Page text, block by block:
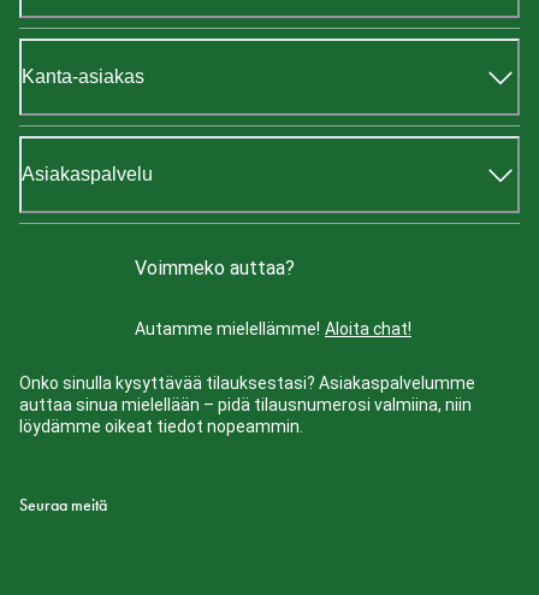
Kanta-asiakas
Asiakaspalvelu
Voimmeko auttaa?
Autamme mielellämme! Aloita chat!
Onko sinulla kysyttävää tilauksestasi? Asiakaspalvelumme
auttaa sinua mielellään – pidä tilausnumerosi valmiina, niin
löydämme oikeat tiedot nopeammin.
Seuraa meitä